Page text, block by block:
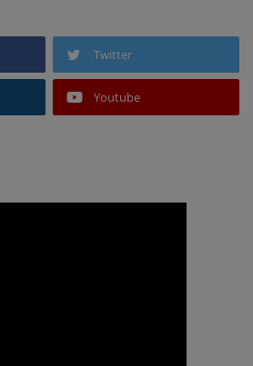
Twitter
Youtube